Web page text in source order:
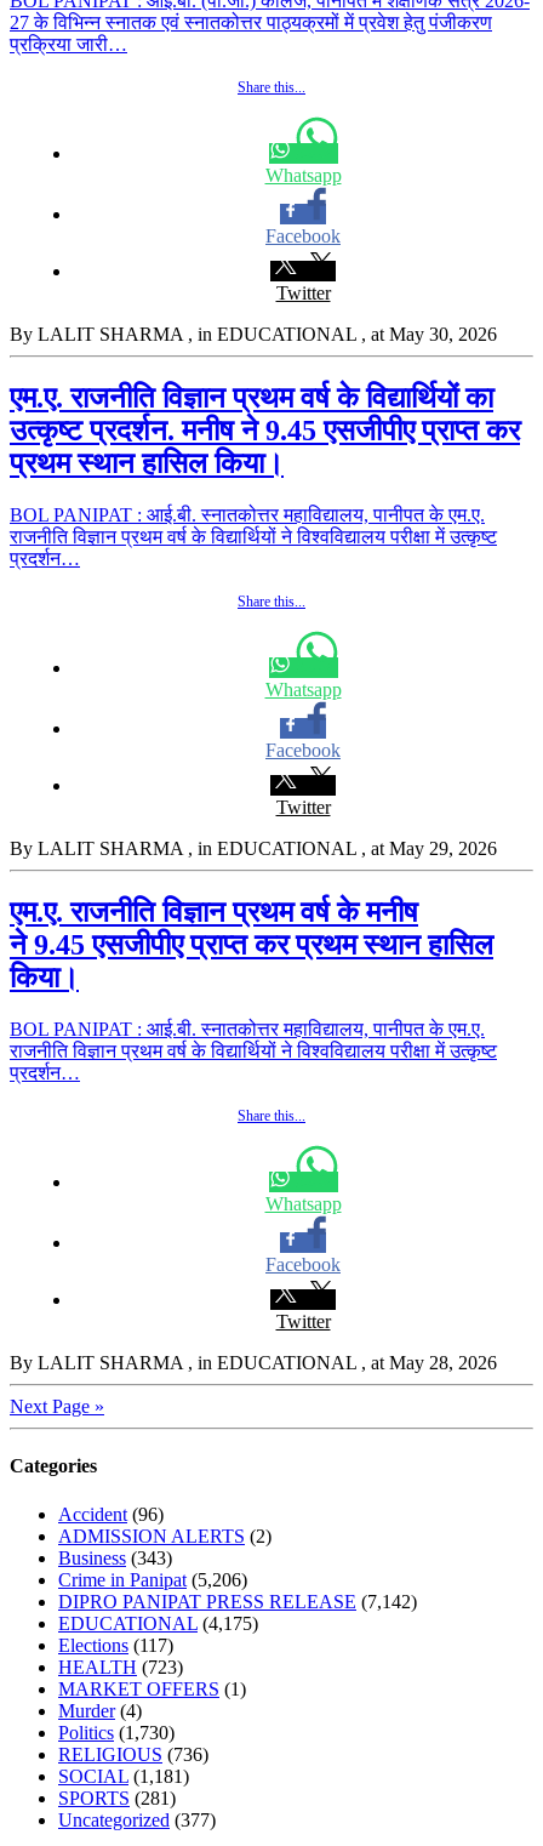
27 के विभिन्न स्नातक एवं स्नातकोत्तर पाठ्यक्रमों में प्रवेश हेतु पंजीकरण
प्रक्रिया जारी…
Share this...
Whatsapp
Facebook
Twitter
By LALIT SHARMA , in EDUCATIONAL , at May 30, 2026
एम.ए. राजनीति विज्ञान प्रथम वर्ष के विद्यार्थियों का
उत्कृष्ट प्रदर्शन. मनीष ने 9.45 एसजीपीए प्राप्त कर
प्रथम स्थान हासिल किया।
BOL PANIPAT : आई.बी. स्नातकोत्तर महाविद्यालय, पानीपत के एम.ए.
राजनीति विज्ञान प्रथम वर्ष के विद्यार्थियों ने विश्वविद्यालय परीक्षा में उत्कृष्ट
प्रदर्शन…
Share this...
Whatsapp
Facebook
Twitter
By LALIT SHARMA , in EDUCATIONAL , at May 29, 2026
एम.ए. राजनीति विज्ञान प्रथम वर्ष के मनीष
ने 9.45 एसजीपीए प्राप्त कर प्रथम स्थान हासिल
किया।
BOL PANIPAT : आई.बी. स्नातकोत्तर महाविद्यालय, पानीपत के एम.ए.
राजनीति विज्ञान प्रथम वर्ष के विद्यार्थियों ने विश्वविद्यालय परीक्षा में उत्कृष्ट
प्रदर्शन…
Share this...
Whatsapp
Facebook
Twitter
By LALIT SHARMA , in EDUCATIONAL , at May 28, 2026
Next Page »
Categories
Accident (96)
ADMISSION ALERTS (2)
Business (343)
Crime in Panipat (5,206)
DIPRO PANIPAT PRESS RELEASE (7,142)
EDUCATIONAL (4,175)
Elections (117)
HEALTH (723)
MARKET OFFERS (1)
Murder(4)
Politics (1,730)
RELIGIOUS (736)
SOCIAL (1,181)
SPORTS (281)
Uncategorized (377)